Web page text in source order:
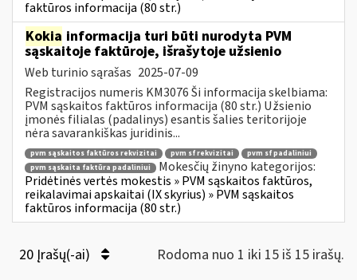
faktūros informacija (80 str.)
Kokia informacija turi būti nurodyta PVM
sąskaitoje faktūroje, išrašytoje užsienio
Web turinio sąrašas 2025-07-09
Registracijos numeris KM3076 Ši informacija skelbiama:
PVM sąskaitos faktūros informacija (80 str.) Užsienio
įmonės filialas (padalinys) esantis šalies teritorijoje
nėra savarankiškas juridinis...
pvm sąskaitos faktūros rekvizitai pvm sf rekvizitai
pvm sf padaliniui
pvm sąskaita faktūra padaliniui
Mokesčių žinyno kategorijos:
Pridėtinės vertės mokestis » PVM sąskaitos faktūros,
reikalavimai apskaitai (IX skyrius) » PVM sąskaitos
faktūros informacija (80 str.)
20 Įrašų(-ai) Rodoma nuo 1 iki 15 iš 15 irašų.